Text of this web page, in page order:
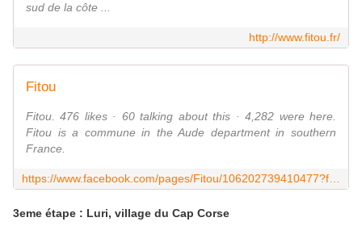
sud de la côte ...
http://www.fitou.fr/
Fitou
Fitou. 476 likes · 60 talking about this · 4,282 were here.
Fitou is a commune in the Aude department in southern
France.
3eme étape : Luri, village du Cap Corse